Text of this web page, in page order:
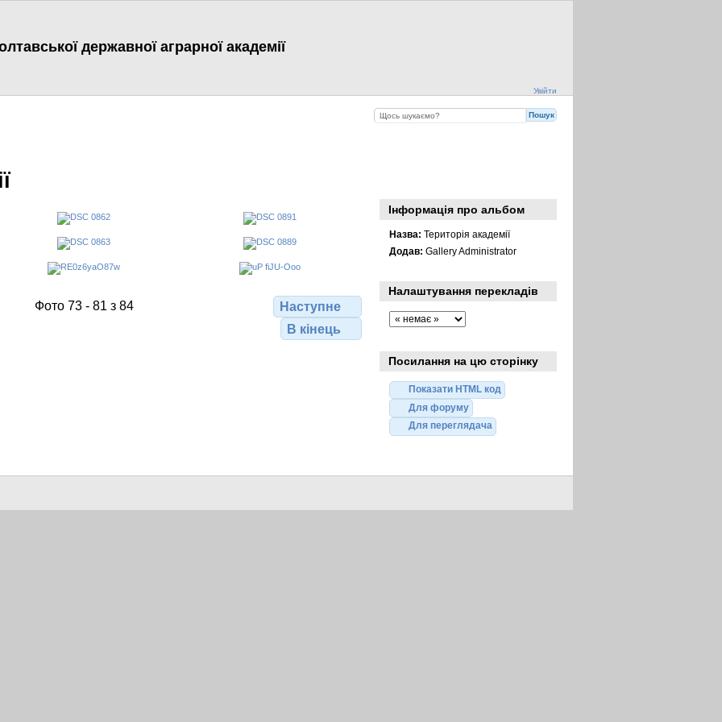
державної аграрної академії
Увійти
Фото 73 - 81 з 84
Наступне
В кінець
Інформація про альбом
Назва: Територія академії
Додав: Gallery Administrator
Налаштування перекладів
Посилання на цю сторінку
Показати HTML код
Для форуму
Для переглядача